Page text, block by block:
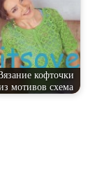
кофточки
мотивов схема